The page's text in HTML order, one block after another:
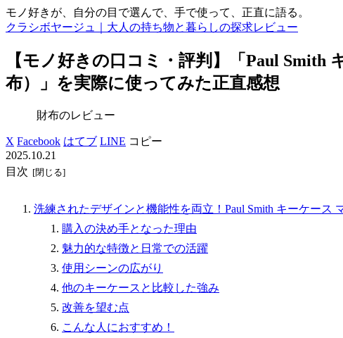
モノ好きが、自分の目で選んで、手で使って、正直に語る。
クラシボヤージュ｜大人の持ち物と暮らしの探求レビュー
【モノ好きの口コミ・評判】「Paul Smith
布）」を実際に使ってみた正直感想
財布のレビュー
X Facebook はてブ LINE コピー
2025.10.21
目次
洗練されたデザインと機能性を両立！Paul Smith キーケース
購入の決め手となった理由
魅力的な特徴と日常での活躍
使用シーンの広がり
他のキーケースと比較した強み
改善を望む点
こんな人におすすめ！